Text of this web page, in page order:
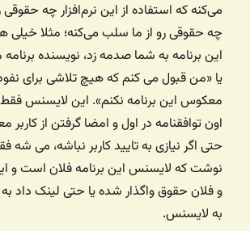
می‌کنه که استفاده از این نرم‌افزار چه
چه حقوقی رو از ما سلب می‌کنه؛ مثلا خیلی
این برنامه به شما صدمه زد، نویسنده
یا «من قبول می کنم که هیچ تلاشی برای
معکوس این برنامه نکنم». این لایسنس
اون توافقنامه در اول و امضا گرفتن از کاربر
حتی اگر نیازی به تایید کاربر نباشه، می شه
نوشت که لایسنس این برنامه فلان است و
و فلان حقوق واگذار شده یا حتی لینک داد
به لایسنس.